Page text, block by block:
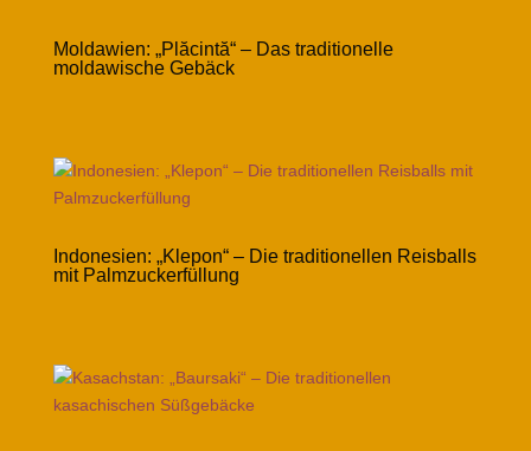
Moldawien: „Plăcintă“ – Das traditionelle
moldawische Gebäck
Indonesien: „Klepon“ – Die traditionellen Reisballs
mit Palmzuckerfüllung